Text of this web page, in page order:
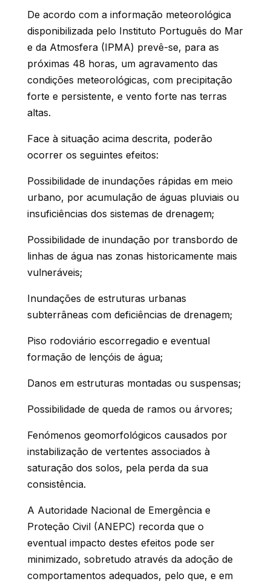
De acordo com a informação meteorológica
disponibilizada pelo Instituto Português do Mar
e da Atmosfera (IPMA) prevê-se, para as
próximas 48 horas, um agravamento das
condições meteorológicas, com precipitação
forte e persistente, e vento forte nas terras
altas.
Face à situação acima descrita, poderão
ocorrer os seguintes efeitos:
Possibilidade de inundações rápidas em meio
urbano, por acumulação de águas pluviais ou
insuficiências dos sistemas de drenagem;
Possibilidade de inundação por transbordo de
linhas de água nas zonas historicamente mais
vulneráveis;
Inundações de estruturas urbanas
subterrâneas com deficiências de drenagem;
Piso rodoviário escorregadio e eventual
formação de lençóis de água;
Danos em estruturas montadas ou suspensas;
Possibilidade de queda de ramos ou árvores;
Fenómenos geomorfológicos causados por
instabilização de vertentes associados à
saturação dos solos, pela perda da sua
consistência.
A Autoridade Nacional de Emergência e
Proteção Civil (ANEPC) recorda que o
eventual impacto destes efeitos pode ser
minimizado, sobretudo através da adoção de
comportamentos adequados, pelo que, e em